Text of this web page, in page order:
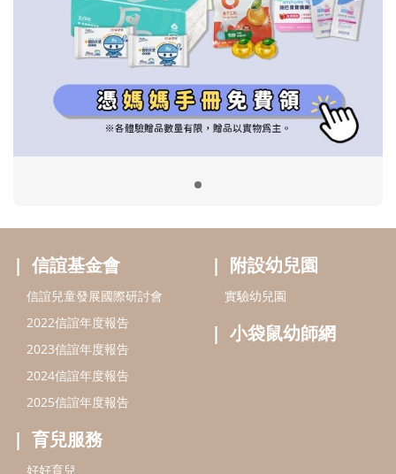
信誼基金會
2022信誼年度報告
2023信誼年度報告
2024信誼年度報告
好孕袋
分齡育兒電子報
線上教養諮詢
附設幼兒園
小袋鼠幼師網
出版服務
信誼基金出版社
閱讀推廣
Bookstart閱讀起步走